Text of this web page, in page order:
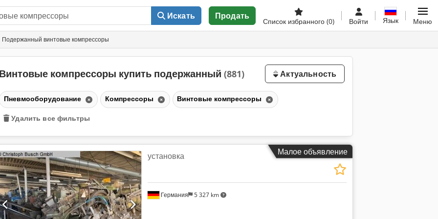
Искать Продать
Список избранного (0) Войти Язык Меню
Подержанный винтовые компрессоры
Винтовые компрессоры купить подержанный (881) Актуальность
Пневмооборудование Компрессоры Винтовые компрессоры
Удалить все фильтры
Малое объявление
Германия 5 327 km
установка